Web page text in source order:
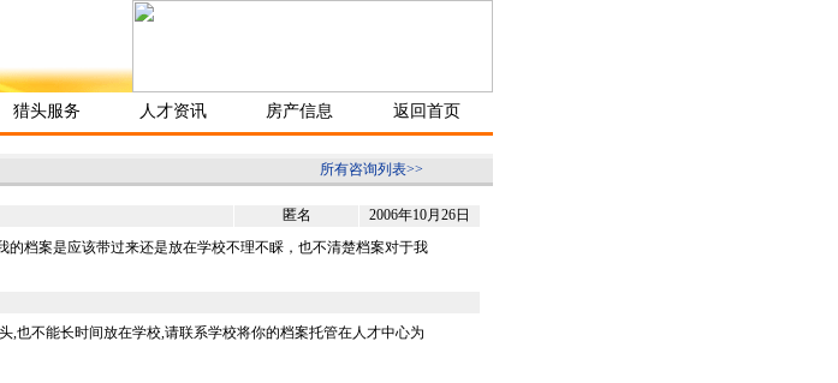
猎头服务 人才资讯 房产信息 返回首页
所有咨询列表>>
匿名
2006年10月26日
档案是应该带过来还是放在学校不理不睬，也不清楚档案对于我
,也不能长时间放在学校,请联系学校将你的档案托管在人才中心为